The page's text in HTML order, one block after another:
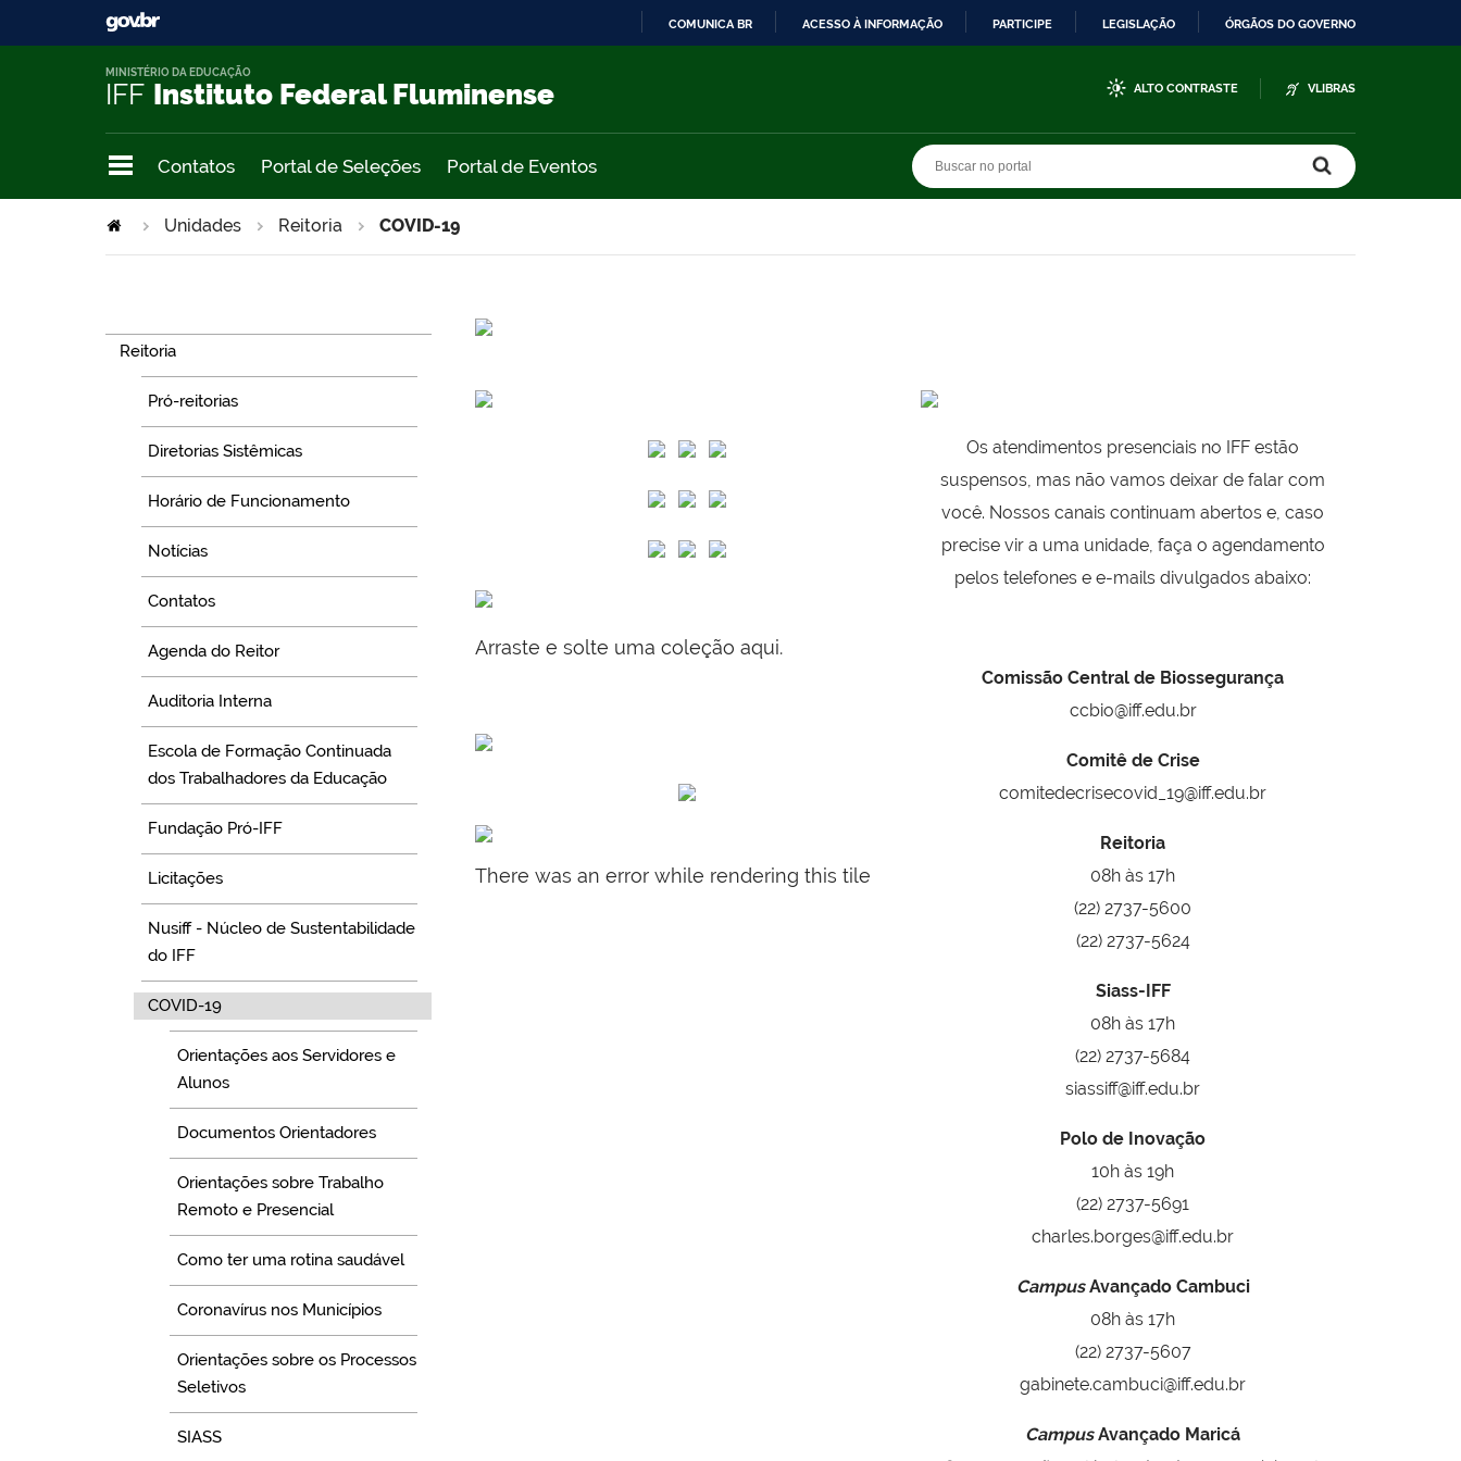
COMUNICA BR ACESSO À INFORMAÇÃO PARTICIPE LEGISLAÇÃO ÓRGÃOS DO GOVERNO
IFF Instituto Federal Fluminense
MINISTÉRIO DA EDUCAÇÃO
ALTO CONTRASTE VLIBRAS
Contatos Portal de Seleções Portal de Eventos
Unidades Reitoria COVID-19
Reitoria
Pró-reitorias
Diretorias Sistêmicas
Horário de Funcionamento
Notícias
Contatos
Agenda do Reitor
Auditoria Interna
Escola de Formação Continuada
dos Trabalhadores da Educação
Fundação Pró-IFF
Licitações
Nusiff - Núcleo de Sustentabilidade
do IFF
COVID-19
Orientações aos Servidores e
Alunos
Documentos Orientadores
Orientações sobre Trabalho
Remoto e Presencial
Como ter uma rotina saudável
Coronavírus nos Municípios
Orientações sobre os Processos
Seletivos
SIASS
Arraste e solte uma coleção aqui.
There was an error while rendering this tile
Os atendimentos presenciais no IFF estão
suspensos, mas não vamos deixar de falar com
você. Nossos canais continuam abertos e, caso
precise vir a uma unidade, faça o agendamento
pelos telefones e e-mails divulgados abaixo:
Comissão Central de Biossegurança
ccbio@iff.edu.br
Comitê de Crise
comitedecrisecovid_19@iff.edu.br
Reitoria
08h às 17h
(22) 2737-5600
(22) 2737-5624
Siass-IFF
08h às 17h
(22) 2737-5684
siassiff@iff.edu.br
Polo de Inovação
10h às 19h
(22) 2737-5691
charles.borges@iff.edu.br
CampusAvançado Cambuci
08h às 17h
(22) 2737-5607
gabinete.cambuci@iff.edu.br
CampusAvançado Maricá